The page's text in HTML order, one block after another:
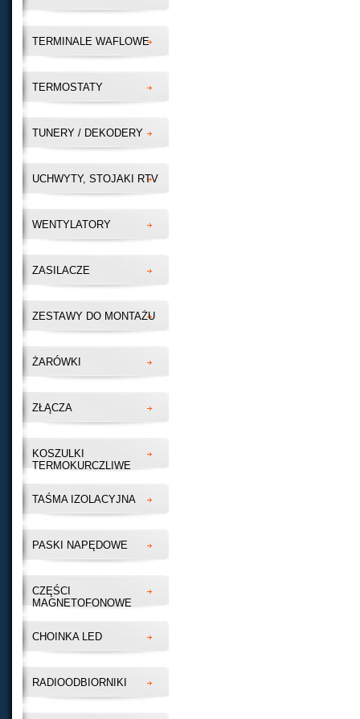
TERMINALE WAFLOWE
TERMOSTATY
TUNERY / DEKODERY
UCHWYTY, STOJAKI RTV
WENTYLATORY
ZASILACZE
ZESTAWY DO MONTAŻU
ŻARÓWKI
ZŁĄCZA
KOSZULKI
TERMOKURCZLIWE
TAŚMA IZOLACYJNA
PASKI NAPĘDOWE
CZĘŚCI
MAGNETOFONOWE
CHOINKA LED
RADIOODBIORNIKI